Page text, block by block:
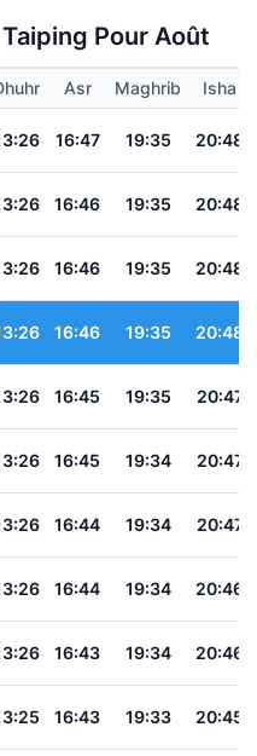
Pour Août
Asr Maghrib
Isha
16:47 19:35 20:48
16:46 19:35 20:48
16:46 19:35 20:48
16:46 19:35 20:48
16:45 19:35 20:47
16:45 19:34 20:47
16:44 19:34 20:47
16:44 19:34 20:46
16:43 19:34 20:46
16:43 19:33 20:45